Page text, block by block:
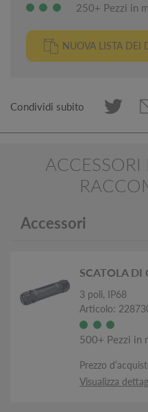
250+ Pezzi in
NUOVA LISTA DEI
Condividi subito
Accessori
SCATOLA DI
3 poli, IP68
Articolo:
500+ Pezzi in
Prezzo
Visualizza